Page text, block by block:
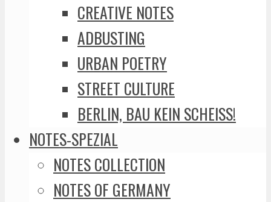
CREATIVE NOTES
ADBUSTING
URBAN POETRY
STREET CULTURE
BERLIN, BAU KEIN SCHEISS!
NOTES-SPEZIAL
NOTES COLLECTION
NOTES OF GERMANY